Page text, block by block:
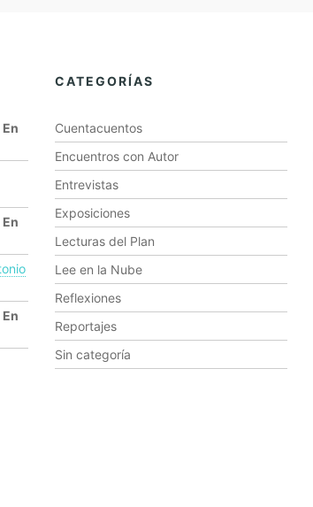
En
En
En
CATEGORÍAS
Cuentacuentos
Encuentros con Autor
Entrevistas
Exposiciones
Lecturas del Plan
Lee en la Nube
Reflexiones
Reportajes
Sin categoría